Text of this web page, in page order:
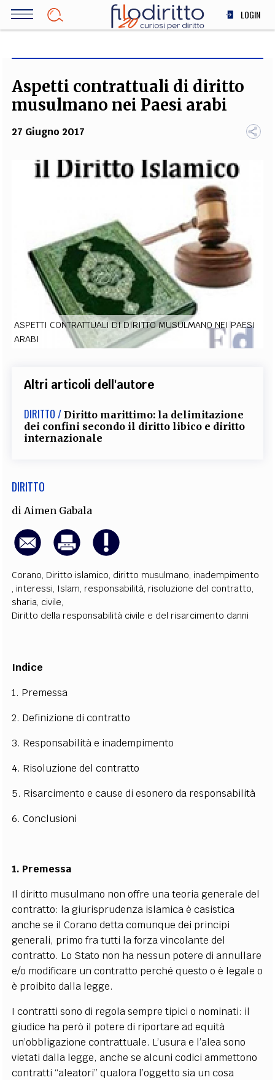
Salta
LOGIN
SOCIETÀ
MEDICINA
ALTRO
TEAM
FILODIRITTO REDAZIONE COMITATO SCIENTIFICO AUTORI CURATORI
FOTOGRAFI PARTNER COLLABORA CON NOI
EXTRA
RUBRICHE PROCEEDINGS PUBBLICITÀ
SOCIAL MEDIA
Aspetti contrattuali di diritto
musulmano nei Paesi arabi
27 Giugno 2017
ASPETTI CONTRATTUALI DI DIRITTO MUSULMANO NEI PAESI
ARABI
Altri articoli dell'autore
DIRITTO / Diritto marittimo: la delimitazione
dei confini secondo il diritto libico e diritto
internazionale
DIRITTO
di Aimen Gabala
Corano, Diritto islamico, diritto musulmano, inadempimento
, interessi, Islam, responsabilità, risoluzione del contratto,
sharia, civile,
Diritto della responsabilità civile e del risarcimento danni
Indice
1. Premessa
2. Definizione di contratto
3. Responsabilità e inadempimento
4. Risoluzione del contratto
5. Risarcimento e cause di esonero da responsabilità
6. Conclusioni
1. Premessa
Il diritto musulmano non offre una teoria generale del
contratto: la giurisprudenza islamica è casistica
anche se il Corano detta comunque dei principi
generali, primo fra tutti la forza vincolante del
contratto. Lo Stato non ha nessun potere di annullare
e/o modificare un contratto perché questo o è legale o
è proibito dalla legge.
I contratti sono di regola sempre tipici o nominati: il
giudice ha però il potere di riportare ad equità
un’obbligazione contrattuale. L’usura e l’alea sono
vietati dalla legge, anche se alcuni codici ammettono
contratti “aleatori” qualora l’oggetto sia un cosa